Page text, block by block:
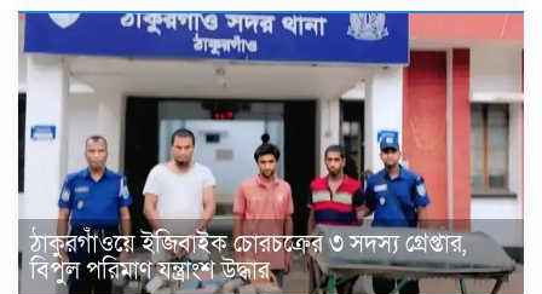
ঠাকুরগাঁওয়ে ইজিবাইক চোরচক্রের ৩ সদস্য গ্রেপ্তার,
বিপুল পরিমাণ যন্ত্রাংশ উদ্ধার ‎